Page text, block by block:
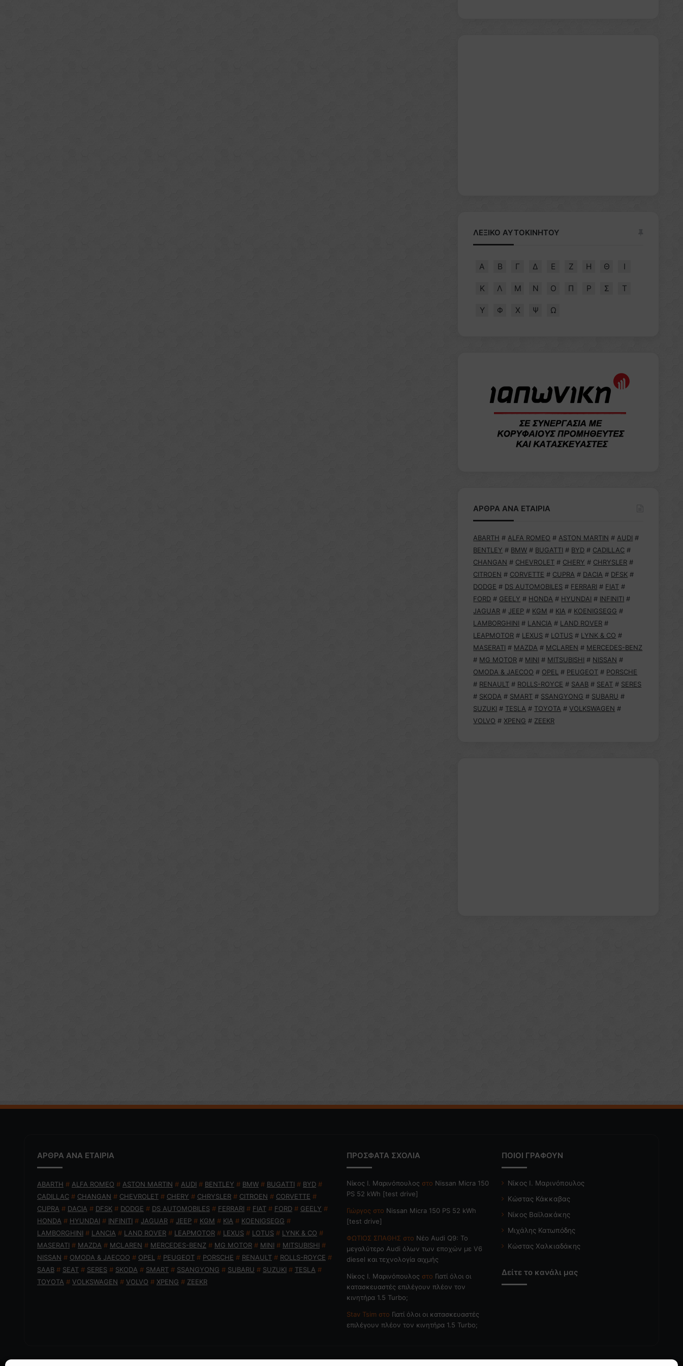
ΛΕΞΙΚΟ ΑΥΤΟΚΙΝΗΤΟΥ
Α Β Γ Δ Ε Ζ Η Θ Ι
Κ Λ Μ Ν Ο Π Ρ Σ Τ
Υ Φ Χ Ψ Ω
ΑΡΘΡΑ ΑΝΑ ΕΤΑΙΡΙΑ
ABARTH # ALFA ROMEO # ASTON MARTIN # AUDI #
BENTLEY # BMW # BUGATTI # BYD # CADILLAC #
CHANGAN # CHEVROLET # CHERY # CHRYSLER #
CITROEN # CORVETTE # CUPRA # DACIA # DFSK #
DODGE # DS AUTOMOBILES # FERRARI # FIAT #
FORD # GEELY # HONDA # HYUNDAI # INFINITI #
JAGUAR # JEEP # KGM # KIA # KOENIGSEGG #
LAMBORGHINI # LANCIA # LAND ROVER #
LEAPMOTOR # LEXUS # LOTUS # LYNK & CO #
MASERATI # MAZDA # MCLAREN # MERCEDES-BENZ
# MG MOTOR # MINI # MITSUBISHI # NISSAN #
OMODA & JAECOO # OPEL # PEUGEOT # PORSCHE
# RENAULT # ROLLS-ROYCE # SAAB # SEAT # SERES
# SKODA # SMART # SSANGYONG # SUBARU #
SUZUKI # TESLA # TOYOTA # VOLKSWAGEN #
VOLVO # XPENG # ZEEKR
ΑΡΘΡΑ ΑΝΑ ΕΤΑΙΡΙΑ
ABARTH # ALFA ROMEO # ASTON MARTIN # AUDI # BENTLEY # BMW # BUGATTI # BYD #
CADILLAC # CHANGAN # CHEVROLET # CHERY # CHRYSLER # CITROEN # CORVETTE #
CUPRA # DACIA # DFSK # DODGE # DS AUTOMOBILES # FERRARI # FIAT # FORD # GEELY #
HONDA # HYUNDAI # INFINITI # JAGUAR # JEEP # KGM # KIA # KOENIGSEGG #
LAMBORGHINI # LANCIA # LAND ROVER # LEAPMOTOR # LEXUS # LOTUS # LYNK & CO #
MASERATI # MAZDA # MCLAREN # MERCEDES-BENZ # MG MOTOR # MINI # MITSUBISHI #
NISSAN # OMODA & JAECOO # OPEL # PEUGEOT # PORSCHE # RENAULT # ROLLS-ROYCE #
SAAB # SEAT # SERES # SKODA # SMART # SSANGYONG # SUBARU # SUZUKI # TESLA #
TOYOTA # VOLKSWAGEN # VOLVO # XPENG # ZEEKR
ΠΡΟΣΦΑΤΑ ΣΧΟΛΙΑ
Nίκος Ι. Mαρινόπουλος στο Nissan Micra 150
PS 52 kWh [test drive]
Γιώργος στο Nissan Micra 150 PS 52 kWh
[test drive]
ΦΩΤΙΟΣ ΣΠΑΘΗΣ στο Νέο Audi Q9: Το
μεγαλύτερο Audi όλων των εποχών με V6
diesel και τεχνολογία αιχμής
Nίκος Ι. Mαρινόπουλος στο Γιατί όλοι οι
κατασκευαστές επιλέγουν πλέον τον
κινητήρα 1.5 Turbo;
Stav Tsim στο Γιατί όλοι οι κατασκευαστές
επιλέγουν πλέον τον κινητήρα 1.5 Turbo;
ΠΟΙΟΙ ΓΡΑΦΟΥΝ
Νίκος Ι. Μαρινόπουλος
Κώστας Κάκκαβας
Νίκος Βαϊλακάκης
Μιχάλης Κατωπόδης
Κώστας Χαλκιαδάκης
Δείτε το κανάλι μας